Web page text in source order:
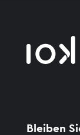
Bleiben